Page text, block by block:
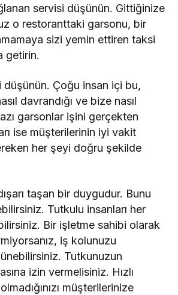
servisi düşünün. Gittiğinize
o restoranttaki garsonu, bir
sizi yemin ettiren taksi
getirin.
düşünün. Çoğu insan içi bu,
davrandığı ve bize nasıl
garsonlar işini gerçekten
ise müşterilerinin iyi vakit
her şeyi doğru şekilde
taşan bir duygudur. Bunu
Tutkulu insanları her
Bir işletme sahibi olarak
iş kolunuzu
Tutkunuzun
izin vermelisiniz. Hızlı
müşterilerinize